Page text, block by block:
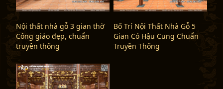
Nội thất nhà gỗ 3 gian thờ
Công giáo đẹp, chuẩn
truyền thống
Bố Trí Nội Thất Nhà Gỗ 5
Gian Có Hậu Cung Chuẩn
Truyền Thống